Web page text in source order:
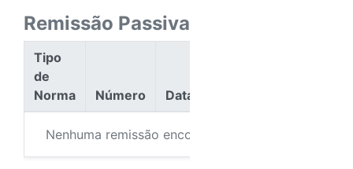
Remissão Passiva
Tipo
de
Norma
Número Data
Nenhuma remissão encontrada.